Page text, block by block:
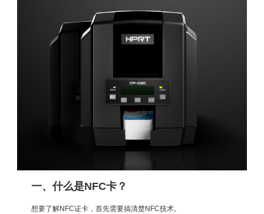
一、什么是NFC卡？
想要了解NFC证卡，首先需要搞清楚NFC技术。